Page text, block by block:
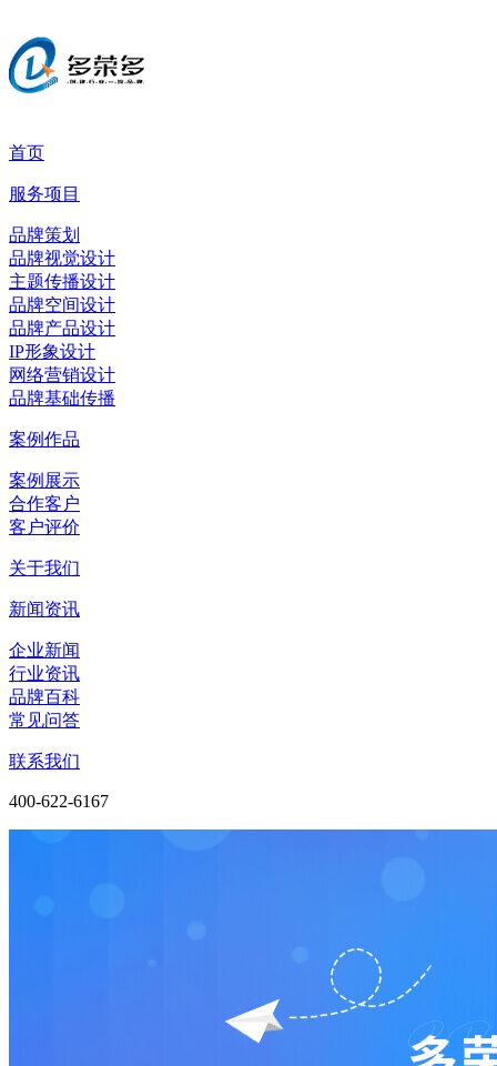
首页
服务项目
品牌策划
品牌视觉设计
主题传播设计
品牌空间设计
品牌产品设计
IP形象设计
网络营销设计
品牌基础传播
案例作品
案例展示
合作客户
客户评价
关于我们
新闻资讯
企业新闻
行业资讯
品牌百科
常见问答
联系我们
400-622-6167